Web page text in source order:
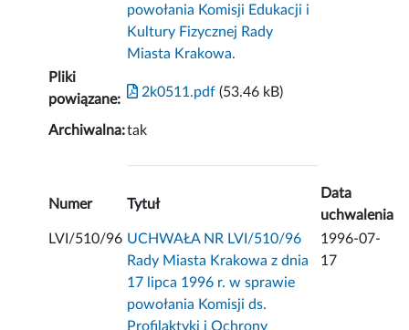
powołania Komisji Edukacji i
Kultury Fizycznej Rady
Miasta Krakowa.
Pliki
powiązane:
2k0511.pdf (53.46 kB)
Archiwalna:tak
Numer Tytuł
Data
uchwalenia
LVI/510/96 UCHWAŁA NR LVI/510/96
Rady Miasta Krakowa z dnia
17 lipca 1996 r. w sprawie
powołania Komisji ds.
Profilaktyki i Ochrony
1996-07-
17